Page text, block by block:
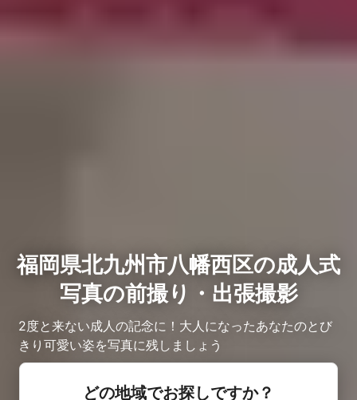
福岡県北九州市八幡西区の成人式
写真の前撮り・出張撮影
2度と来ない成人の記念に！大人になったあなたのとび
きり可愛い姿を写真に残しましょう
どの地域でお探しですか？